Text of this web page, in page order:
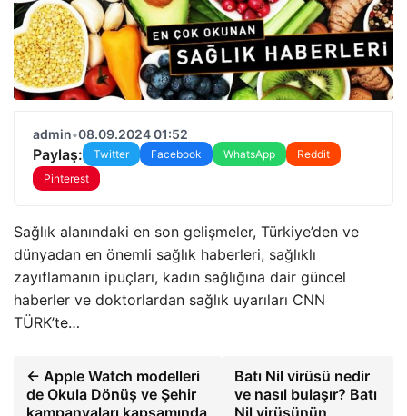
admin•08.09.2024 01:52
Paylaş: Twitter Facebook WhatsApp
Reddit
Pinterest
Sağlık alanındaki en son gelişmeler, Türkiye’den ve
dünyadan en önemli sağlık haberleri, sağlıklı
zayıflamanın ipuçları, kadın sağlığına dair güncel
haberler ve doktorlardan sağlık uyarıları CNN
TÜRK’te…
← Apple Watch modelleri
de Okula Dönüş ve Şehir
kampanyaları kapsamında
Batı Nil virüsü nedir
ve nasıl bulaşır? Batı
Nil virüsünün